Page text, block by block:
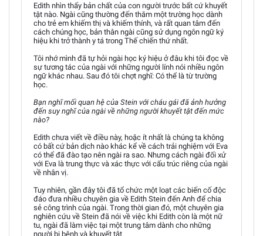
Edith nhìn thấy bản chất của con người trước bất cứ khuyết
tật nào. Ngài cũng thường đến thăm một trường học dành
cho trẻ em khiếm thị và khiếm thính, và rất quan tâm đến
cách chúng học, bản thân ngài cũng sử dụng ngôn ngữ ký
hiệu khi trở thành y tá trong Thế chiến thứ nhất.
Tôi nhớ mình đã tự hỏi ngài học ký hiệu ở đâu khi tôi đọc về
sự tương tác của ngài với những người lính nói nhiều ngôn
ngữ khác nhau. Sau đó tôi chợt nghĩ: Có thể là từ trường
học.
Bạn nghĩ mối quan hệ của Stein với cháu gái đã ảnh hưởng
đến suy nghĩ của ngài về những người khuyết tật đến mức
nào?
Edith chưa viết về điều này, hoặc ít nhất là chúng ta không
có bất cứ bản dịch nào khác kể về cách trải nghiệm với Eva
có thể đã đào tạo nên ngài ra sao. Nhưng cách ngài đối xử
với Eva là trung thực và xác thực với cấu trúc riêng của ngài
về nhân vị.
Tuy nhiên, gần đây tôi đã tổ chức một loạt các biến cố độc
đáo đưa nhiều chuyên gia về Edith Stein đến Anh để chia
sẻ công trình của ngài. Trong thời gian đó, một chuyên gia
nghiên cứu về Stein đã nói về việc khi Edith còn là một nữ
tu, ngài đã làm việc tại một trung tâm dành cho những
người bị bệnh và khuyết tật.